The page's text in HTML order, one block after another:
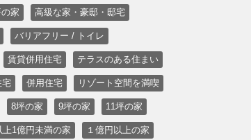
家 高級な家・豪邸・邸宅
バリアフリー / トイレ
賃貸併用住宅 テラスのある住まい
併用住宅 リゾート空間を満喫
8坪の家 9坪の家 11坪の家
上1億円未満の家 １億円以上の家